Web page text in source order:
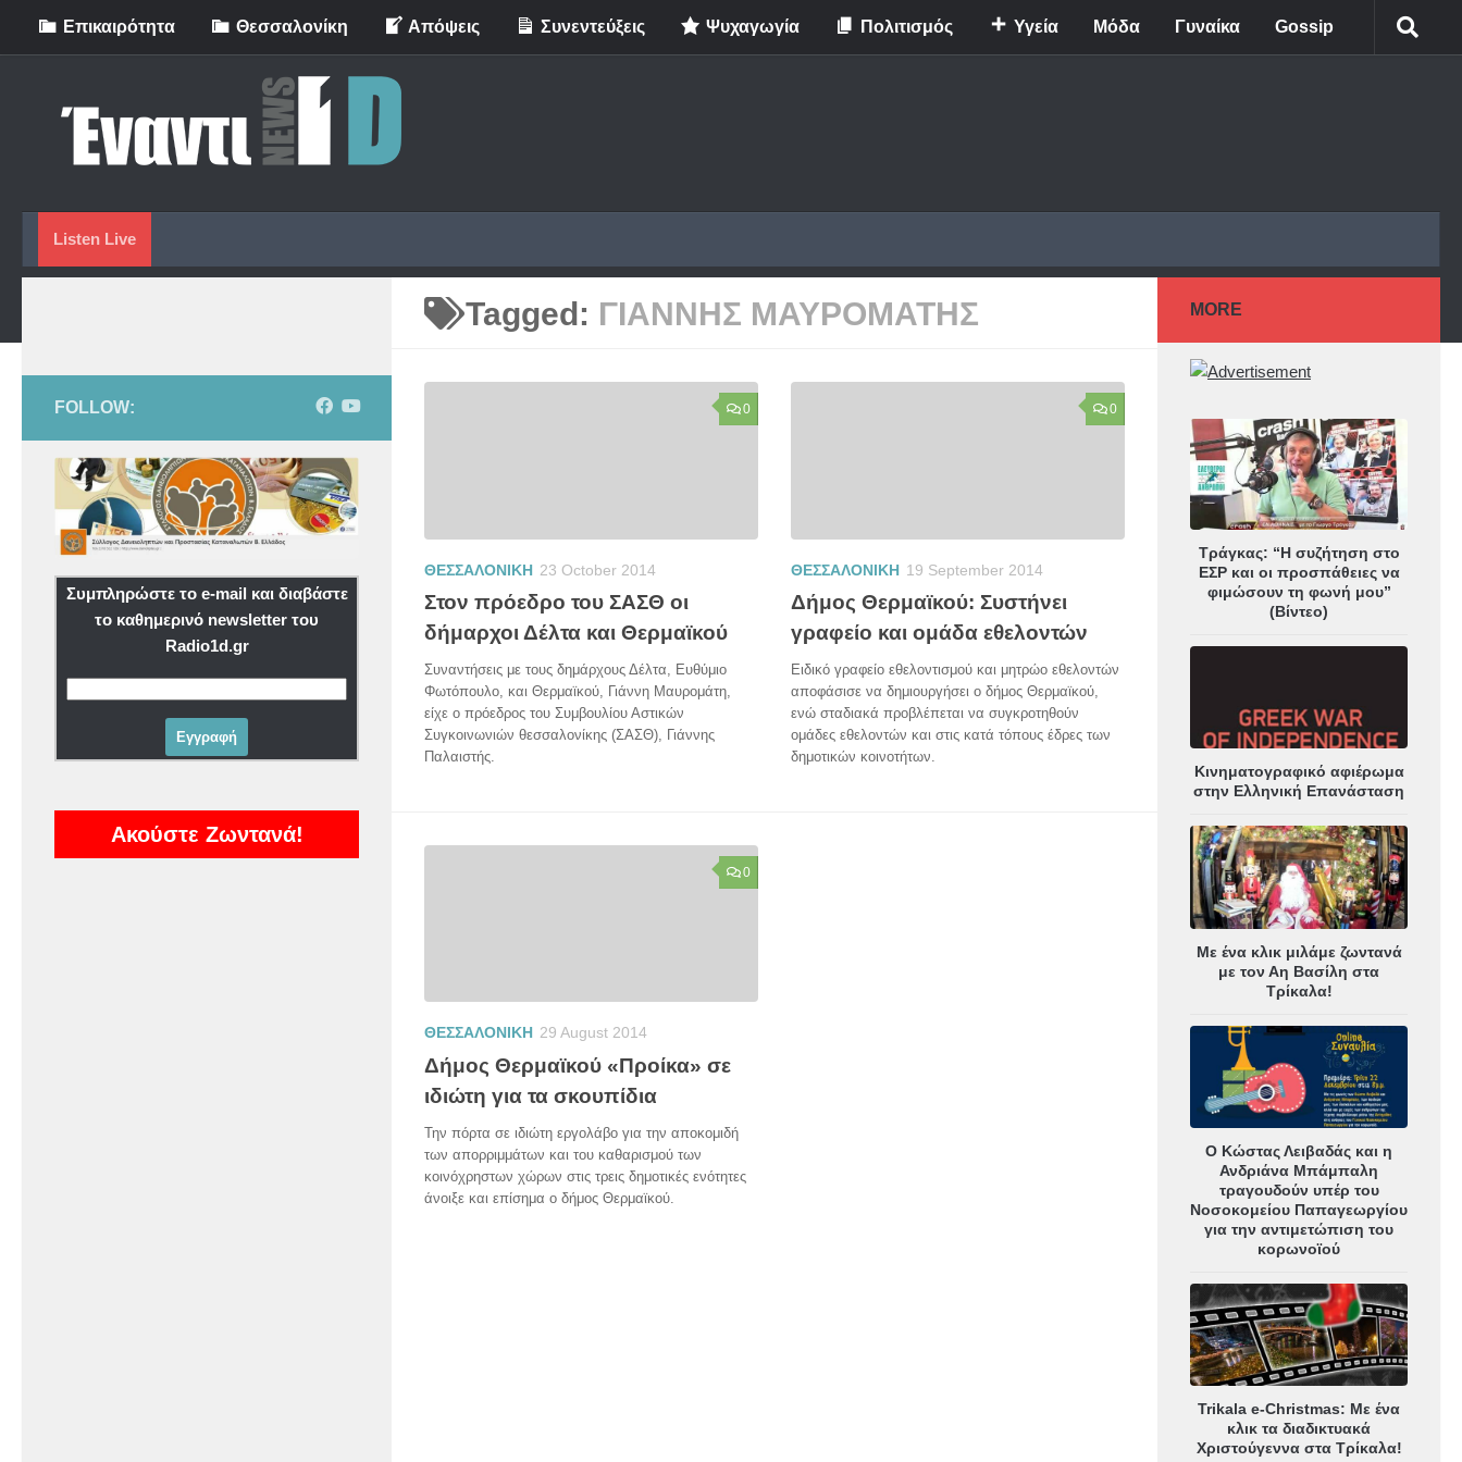
Skip to content
Eπικαιρότητα Θεσσαλονίκη Απόψεις Συνεντεύξεις Ψυχαγωγία Πολιτισμός Υγεία Μόδα Γυναίκα Gossip
Listen Live
Tagged: ΓΙΑΝΝΗΣ ΜΑΥΡΟΜΑΤΗΣ
0
ΘΕΣΣΑΛΟΝΙΚΗ 23 October 2014
Στον πρόεδρο του ΣΑΣΘ οι
δήμαρχοι Δέλτα και Θερμαϊκού
Συναντήσεις με τους δημάρχους Δέλτα, Ευθύμιο
Φωτόπουλο, και Θερμαϊκού, Γιάννη Μαυρομάτη,
είχε ο πρόεδρος του Συμβουλίου Αστικών
Συγκοινωνιών θεσσαλονίκης (ΣΑΣΘ), Γιάννης
Παλαιστής.
0
ΘΕΣΣΑΛΟΝΙΚΗ 19 September 2014
Δήμος Θερμαϊκού: Συστήνει
γραφείο και ομάδα εθελοντών
Ειδικό γραφείο εθελοντισμού και μητρώο εθελοντών
αποφάσισε να δημιουργήσει ο δήμος Θερμαϊκού,
ενώ σταδιακά προβλέπεται να συγκροτηθούν
ομάδες εθελοντών και στις κατά τόπους έδρες των
δημοτικών κοινοτήτων.
0
ΘΕΣΣΑΛΟΝΙΚΗ 29 August 2014
Δήμος Θερμαϊκού «Προίκα» σε
ιδιώτη για τα σκουπίδια
Την πόρτα σε ιδιώτη εργολάβο για την αποκομιδή
των απορριμμάτων και του καθαρισμού των
κοινόχρηστων χώρων στις τρεις δημοτικές ενότητες
άνοιξε και επίσημα ο δήμος Θερμαϊκού.
FOLLOW:
Συμπληρώστε το e-mail και διαβάστε
το καθημερινό newsletter του
Radio1d.gr
Ακούστε Ζωντανά!
MORE
Τράγκας: “Η συζήτηση στο
ΕΣΡ και οι προσπάθειες να
φιμώσουν τη φωνή μου”
(Βίντεο)
Κινηματογραφικό αφιέρωμα
στην Ελληνική Επανάσταση
Με ένα κλικ μιλάμε ζωντανά
με τον Αη Βασίλη στα
Τρίκαλα!
Ο Κώστας Λειβαδάς και η
Ανδριάνα Μπάμπαλη
τραγουδούν υπέρ του
Νοσοκομείου Παπαγεωργίου
για την αντιμετώπιση του
κορωνοϊού
Trikala e-Christmas: Με ένα
κλικ τα διαδικτυακά
Χριστούγεννα στα Τρίκαλα!